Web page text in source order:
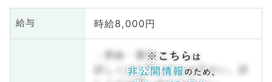
給与 時給8,000円
・昇給・賞与
詳しくはお問い合わせ下さい。詳